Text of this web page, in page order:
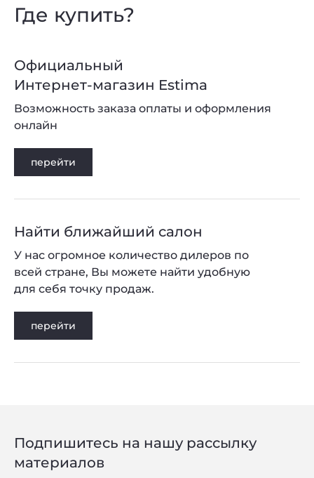
Где купить?
Официальный
Интернет-магазин Estima
перейти
Возможность заказа оплаты и оформления
онлайн
Найти ближайший салон
перейти
У нас огромное количество дилеров по
всей стране, Вы можете найти удобную
для себя точку продаж.
Подпишитесь на нашу рассылку
материалов